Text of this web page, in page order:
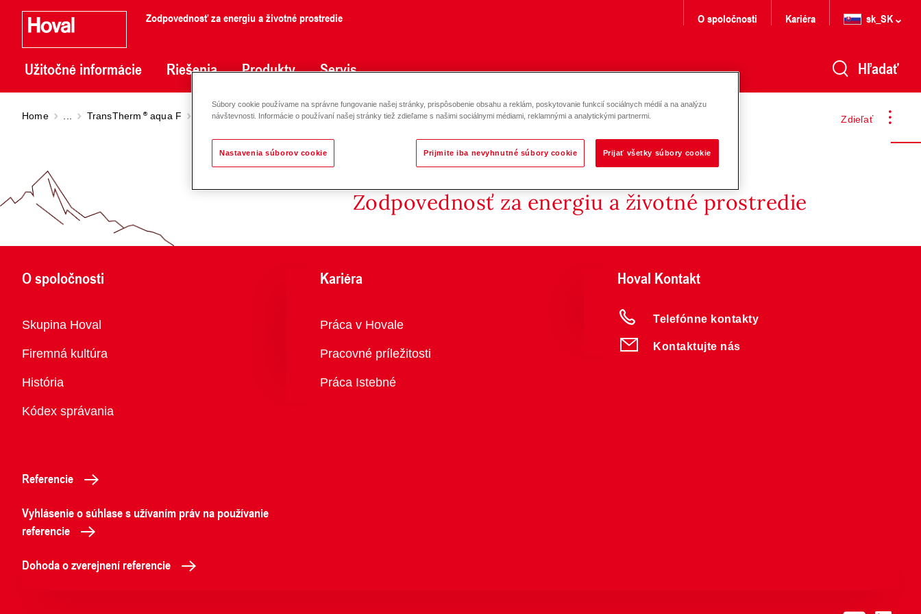
Zodpovednosť za energiu a životné prostredie
Užitočné informácie Riešenia Produkty Servis
O spoločnosti Kariéra sk_SK
Hľadať
Zdieľať
Home TransTherm aqua F TransTherm aqua FS bez medi (7-10)-(7-40)
Zodpovednosť za energiu a životné prostredie
O spoločnosti
Prehľad
Skupina Hoval
Firemná kultúra
História
Kódex správania
Kariéra
Prehľad
Práca v Hovale
Pracovné príležitosti
Práca Istebné
Hoval Kontakt
Telefónne kontakty
Kontaktujte nás
Referencie
Vyhlásenie o súhlase s užívaním práv na používanie
referencie
Dohoda o zverejnení referencie
Súbory cookie používame na správne fungovanie našej stránky, prispôsobenie obsahu a reklám, poskytovanie funkcií sociálnych médií a na analýzu
návštevnosti. Informácie o používaní našej stránky tiež zdieľame s našimi sociálnymi médiami, reklamnými a analytickými partnermi.
Nastavenia súborov cookie Prijmite iba nevyhnutné súbory cookie Prijať všetky súbory cookie